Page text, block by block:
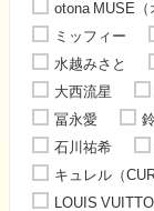
otona MUSE（
ミッフィー
水越みさと
大西流星
冨永愛
石川祐希
キュレル（
LOUIS